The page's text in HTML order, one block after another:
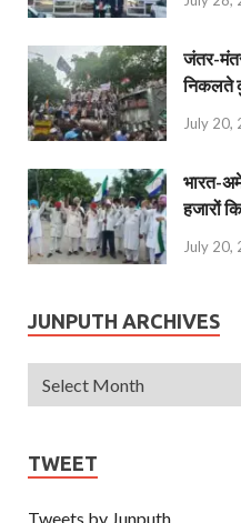
जंतर-
निकलते
July 20,
भारत-
हजारों
July 20,
JUNPUTH ARCHIVES
TWEET
Tweets by Junputh